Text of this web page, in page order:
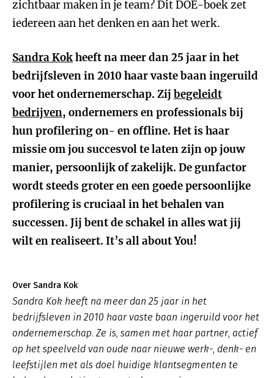
zichtbaar maken in je team? Dit DOE-boek zet
iedereen aan het denken en aan het werk.
Sandra Kokheeft na meer dan 25 jaar in het
bedrijfsleven in 2010 haar vaste baan ingeruild
voor het ondernemerschap. Zij begeleidt
bedrijven, ondernemers en professionals bij
hun profilering on- en offline. Het is haar
missie om jou succesvol te laten zijn op jouw
manier, persoonlijk of zakelijk. De gunfactor
wordt steeds groter en een goede persoonlijke
profilering is cruciaal in het behalen van
successen. Jij bent de schakel in alles wat jij
wilt en realiseert. It’s all about You!
Over Sandra Kok
Sandra Kok heeft na meer dan 25 jaar in het
bedrijfsleven in 2010 haar vaste baan ingeruild voor het
ondernemerschap. Ze is, samen met haar partner, actief
op het speelveld van oude naar nieuwe werk-, denk- en
leefstijlen met als doel huidige klantsegmenten te